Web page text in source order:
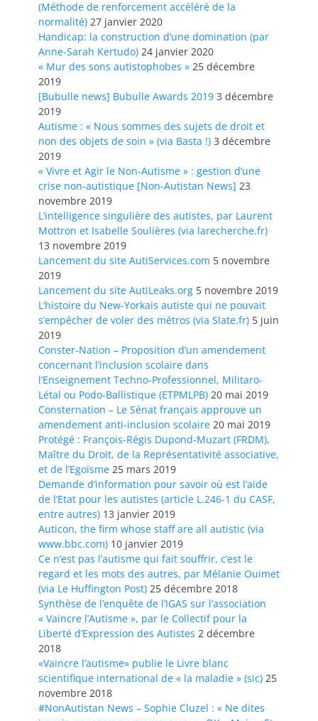
(Méthode de renforcement accéléré de la
normalité) 27 janvier 2020
Handicap: la construction d’une domination (par
Anne-Sarah Kertudo) 24 janvier 2020
« Mur des sons autistophobes » 25 décembre
2019
[Bubulle news] Bubulle Awards 2019 3 décembre
2019
Autisme : « Nous sommes des sujets de droit et
non des objets de soin » (via Basta !) 3 décembre
2019
« Vivre et Agir le Non-Autisme » : gestion d’une
crise non-autistique [Non-Autistan News] 23
novembre 2019
L’intelligence singulière des autistes, par Laurent
Mottron et Isabelle Soulières (via larecherche.fr)
13 novembre 2019
Lancement du site AutiServices.com 5 novembre
2019
Lancement du site AutiLeaks.org 5 novembre 2019
L’histoire du New-Yorkais autiste qui ne pouvait
s’empêcher de voler des métros (via Slate.fr) 5 juin
2019
Conster-Nation – Proposition d’un amendement
concernant l’inclusion scolaire dans
l’Enseignement Techno-Professionnel, Militaro-
Létal ou Podo-Ballistique (ETPMLPB) 20 mai 2019
Consternation – Le Sénat français approuve un
amendement anti-inclusion scolaire 20 mai 2019
Protégé : François-Régis Dupond-Muzart (FRDM),
Maître du Droit, de la Représentativité associative,
et de l’Egoïsme 25 mars 2019
Demande d’information pour savoir où est l’aide
de l’Etat pour les autistes (article L.246-1 du CASF,
entre autres) 13 janvier 2019
Auticon, the firm whose staff are all autistic (via
www.bbc.com) 10 janvier 2019
Ce n’est pas l’autisme qui fait souffrir, c’est le
regard et les mots des autres, par Mélanie Ouimet
(via Le Huffington Post) 25 décembre 2018
Synthèse de l’enquête de l’IGAS sur l’association
« Vaincre l’Autisme », par le Collectif pour la
Liberté d’Expression des Autistes 2 décembre
2018
«Vaincre l’autisme» publie le Livre blanc
scientifique international de « la maladie » (sic) 25
novembre 2018
#NonAutistan News – Sophie Cluzel : « Ne dites